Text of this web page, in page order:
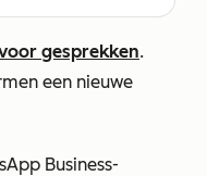
gesprekken.
een nieuwe
Business-